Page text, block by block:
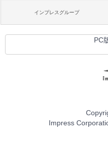
インプレスグループ
PC
Impress